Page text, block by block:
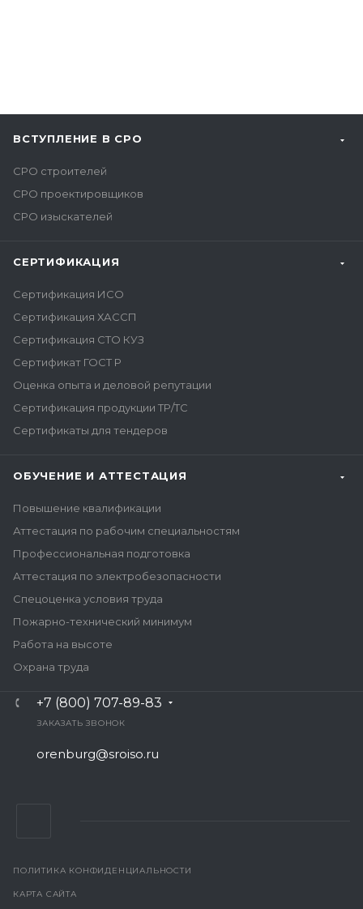
ВСТУПЛЕНИЕ В СРО
СРО строителей
СРО проектировщиков
СРО изыскателей
СЕРТИФИКАЦИЯ
Сертификация ИСО
Сертификация ХАССП
Сертификация СТО КУЗ
Сертификат ГОСТ Р
Оценка опыта и деловой репутации
Сертификация продукции ТР/ТС
Сертификаты для тендеров
ОБУЧЕНИЕ И АТТЕСТАЦИЯ
Повышение квалификации
Аттестация по рабочим специальностям
Профессиональная подготовка
Аттестация по электробезопасности
Спецоценка условия труда
Пожарно-технический минимум
Работа на высоте
Охрана труда
+7 (800) 707-89-83
ЗАКАЗАТЬ ЗВОНОК
orenburg@sroiso.ru
ПОЛИТИКА КОНФИДЕНЦИАЛЬНОСТИ
КАРТА САЙТА